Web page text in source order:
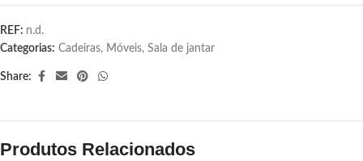
REF: n.d.
Categorias: Cadeiras, Móveis, Sala de jantar
Share:
Produtos Relacionados